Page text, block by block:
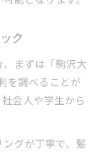
ク
まずは「駒沢大
を調べることが
会人や学生から
グが丁寧で、髪